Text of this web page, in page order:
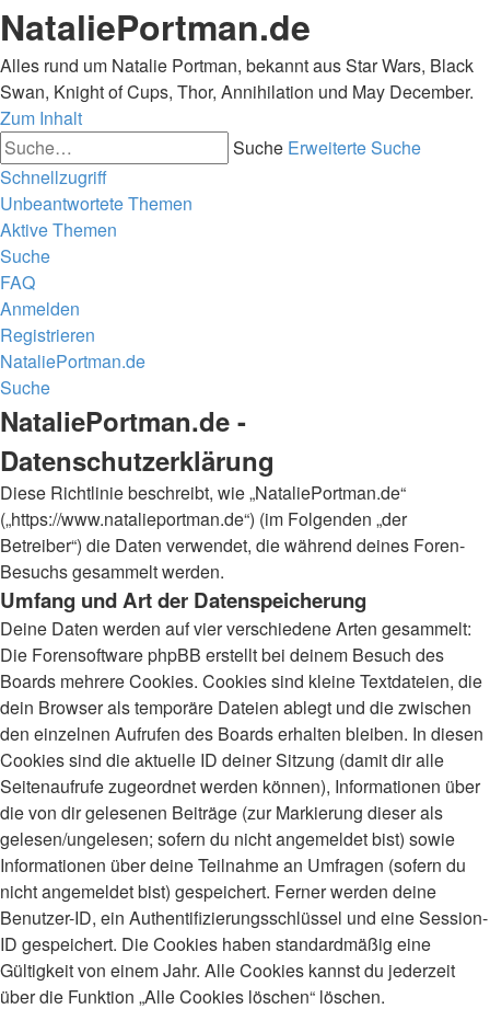
NataliePortman.de
Alles rund um Natalie Portman, bekannt aus Star Wars, Black
Swan, Knight of Cups, Thor, Annihilation und May December.
Zum Inhalt
Suche Erweiterte Suche
Schnellzugriff
Unbeantwortete Themen
Aktive Themen
Suche
FAQ
Anmelden
Registrieren
NataliePortman.de
Suche
NataliePortman.de -
Datenschutzerklärung
Diese Richtlinie beschreibt, wie „NataliePortman.de“
(„https://www.natalieportman.de“) (im Folgenden „der
Betreiber“) die Daten verwendet, die während deines Foren-
Besuchs gesammelt werden.
Umfang und Art der Datenspeicherung
Deine Daten werden auf vier verschiedene Arten gesammelt:
Die Forensoftware phpBB erstellt bei deinem Besuch des
Boards mehrere Cookies. Cookies sind kleine Textdateien, die
dein Browser als temporäre Dateien ablegt und die zwischen
den einzelnen Aufrufen des Boards erhalten bleiben. In diesen
Cookies sind die aktuelle ID deiner Sitzung (damit dir alle
Seitenaufrufe zugeordnet werden können), Informationen über
die von dir gelesenen Beiträge (zur Markierung dieser als
gelesen/ungelesen; sofern du nicht angemeldet bist) sowie
Informationen über deine Teilnahme an Umfragen (sofern du
nicht angemeldet bist) gespeichert. Ferner werden deine
Benutzer-ID, ein Authentifizierungsschlüssel und eine Session-
ID gespeichert. Die Cookies haben standardmäßig eine
Gültigkeit von einem Jahr. Alle Cookies kannst du jederzeit
über die Funktion „Alle Cookies löschen“ löschen.